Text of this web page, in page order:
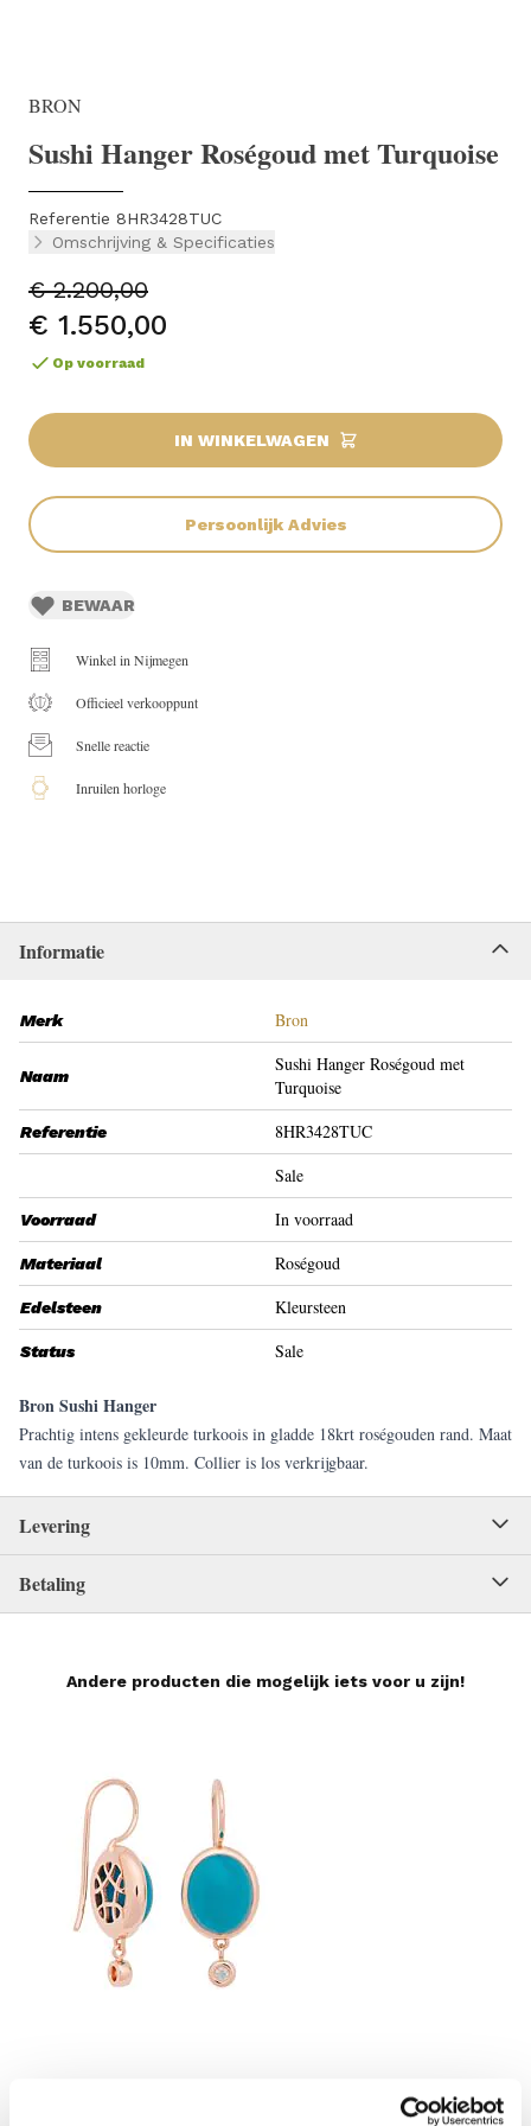
BRON
Sushi Hanger Roségoud met Turquoise
Referentie 8HR3428TUC
Omschrijving & Specificaties
€ 2.200,00
€ 1.550,00
Op voorraad
IN WINKELWAGEN
Persoonlijk Advies
BEWAAR
Winkel in Nijmegen
Officieel verkooppunt
Snelle reactie
Inruilen horloge
Informatie
Merk Bron
Naam
Sushi Hanger Roségoud met
Turquoise
Referentie
8HR3428TUC
Sale
Voorraad In voorraad
Materiaal Roségoud
Edelsteen Kleursteen
Status Sale
Bron Sushi Hanger
Prachtig intens gekleurde turkoois in gladde 18krt roségouden rand. Maat
van de turkoois is 10mm. Collier is los verkrijgbaar.
Levering
Betaling
Andere producten die mogelijk iets voor u zijn!